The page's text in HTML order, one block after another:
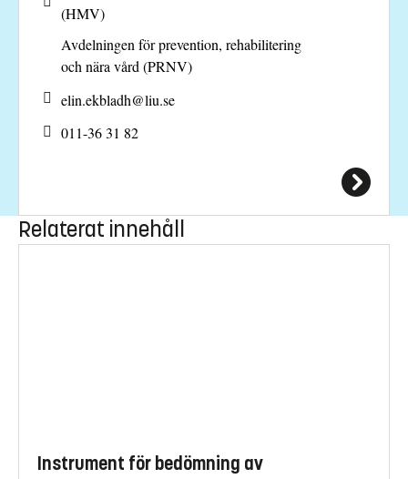
(HMV)
Avdelningen för prevention, rehabilitering
och nära vård (PRNV)
elin.ekbladh@liu.se
011-36 31 82
Relaterat innehåll
Instrument för bedömning av